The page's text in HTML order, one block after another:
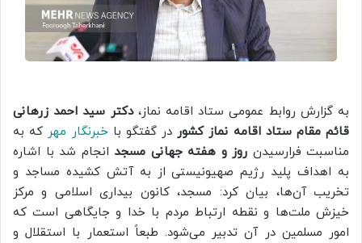
به گزارش روابط عمومی ستاد اقامه نماز،دکتر سید احمد زرهانی
قائم مقام ستاد اقامه نماز کشور در گفتگو باخبرنگار مهر که به
مناسبت فرارسیدن روز و هفته جهانی مسجد انجام شد با اشاره
به اهداف پلید رژیم صهیونیستی از به آتش کشیده مساجد و
تخریب آن‌ها، بیان کرد: مسجد، کانون بیداری اسلامی و مرکز
خیزش ملت‌ها و نقطه ارتباط مردم با خدا و جایگاهی است که
امور مسلمین در آن تدبیر می‌شود. طبعاً استعمار با استقلال و